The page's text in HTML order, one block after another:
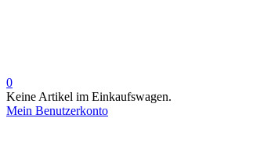
0
Keine Artikel im Einkaufswagen.
Mein Benutzerkonto